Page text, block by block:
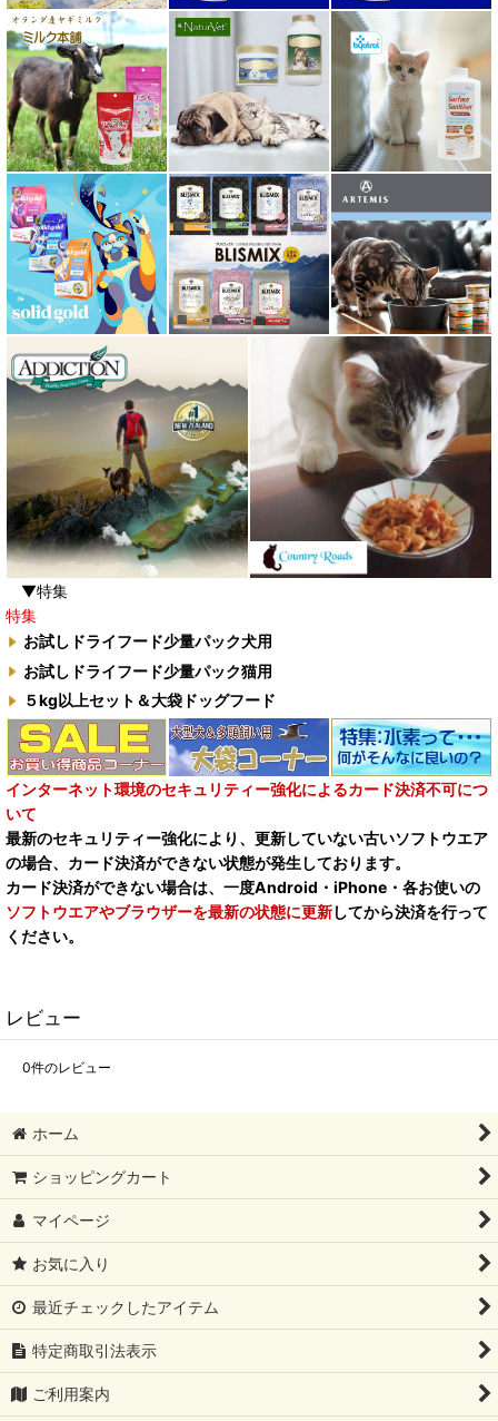
▼特集
特集
お試しドライフード少量パック犬用
お試しドライフード少量パック猫用
５kg以上セット＆大袋ドッグフード
インターネット環境のセキュリティー強化によるカード決済不可につ
いて
最新のセキュリティー強化により、更新していない古いソフトウエア
の場合、カード決済ができない状態が発生しております。
カード決済ができない場合は、一度Android・iPhone・各お使いの
ソフトウエアやブラウザーを最新の状態に更新してから決済を行って
ください。
レビュー
0件のレビュー
ホーム
ショッピングカート
マイページ
お気に入り
最近チェックしたアイテム
特定商取引法表示
ご利用案内